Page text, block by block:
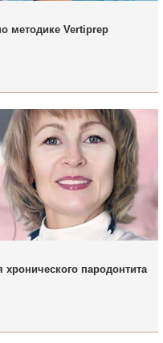
методике Vertiprep
пародонтита